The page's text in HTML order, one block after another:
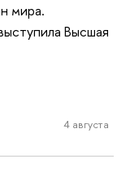
мира.
Высшая
4 августа